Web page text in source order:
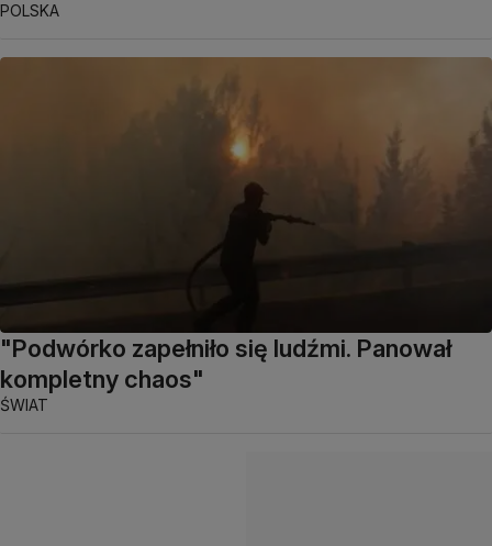
POLSKA
"Podwórko zapełniło się ludźmi. Panował
kompletny chaos"
ŚWIAT